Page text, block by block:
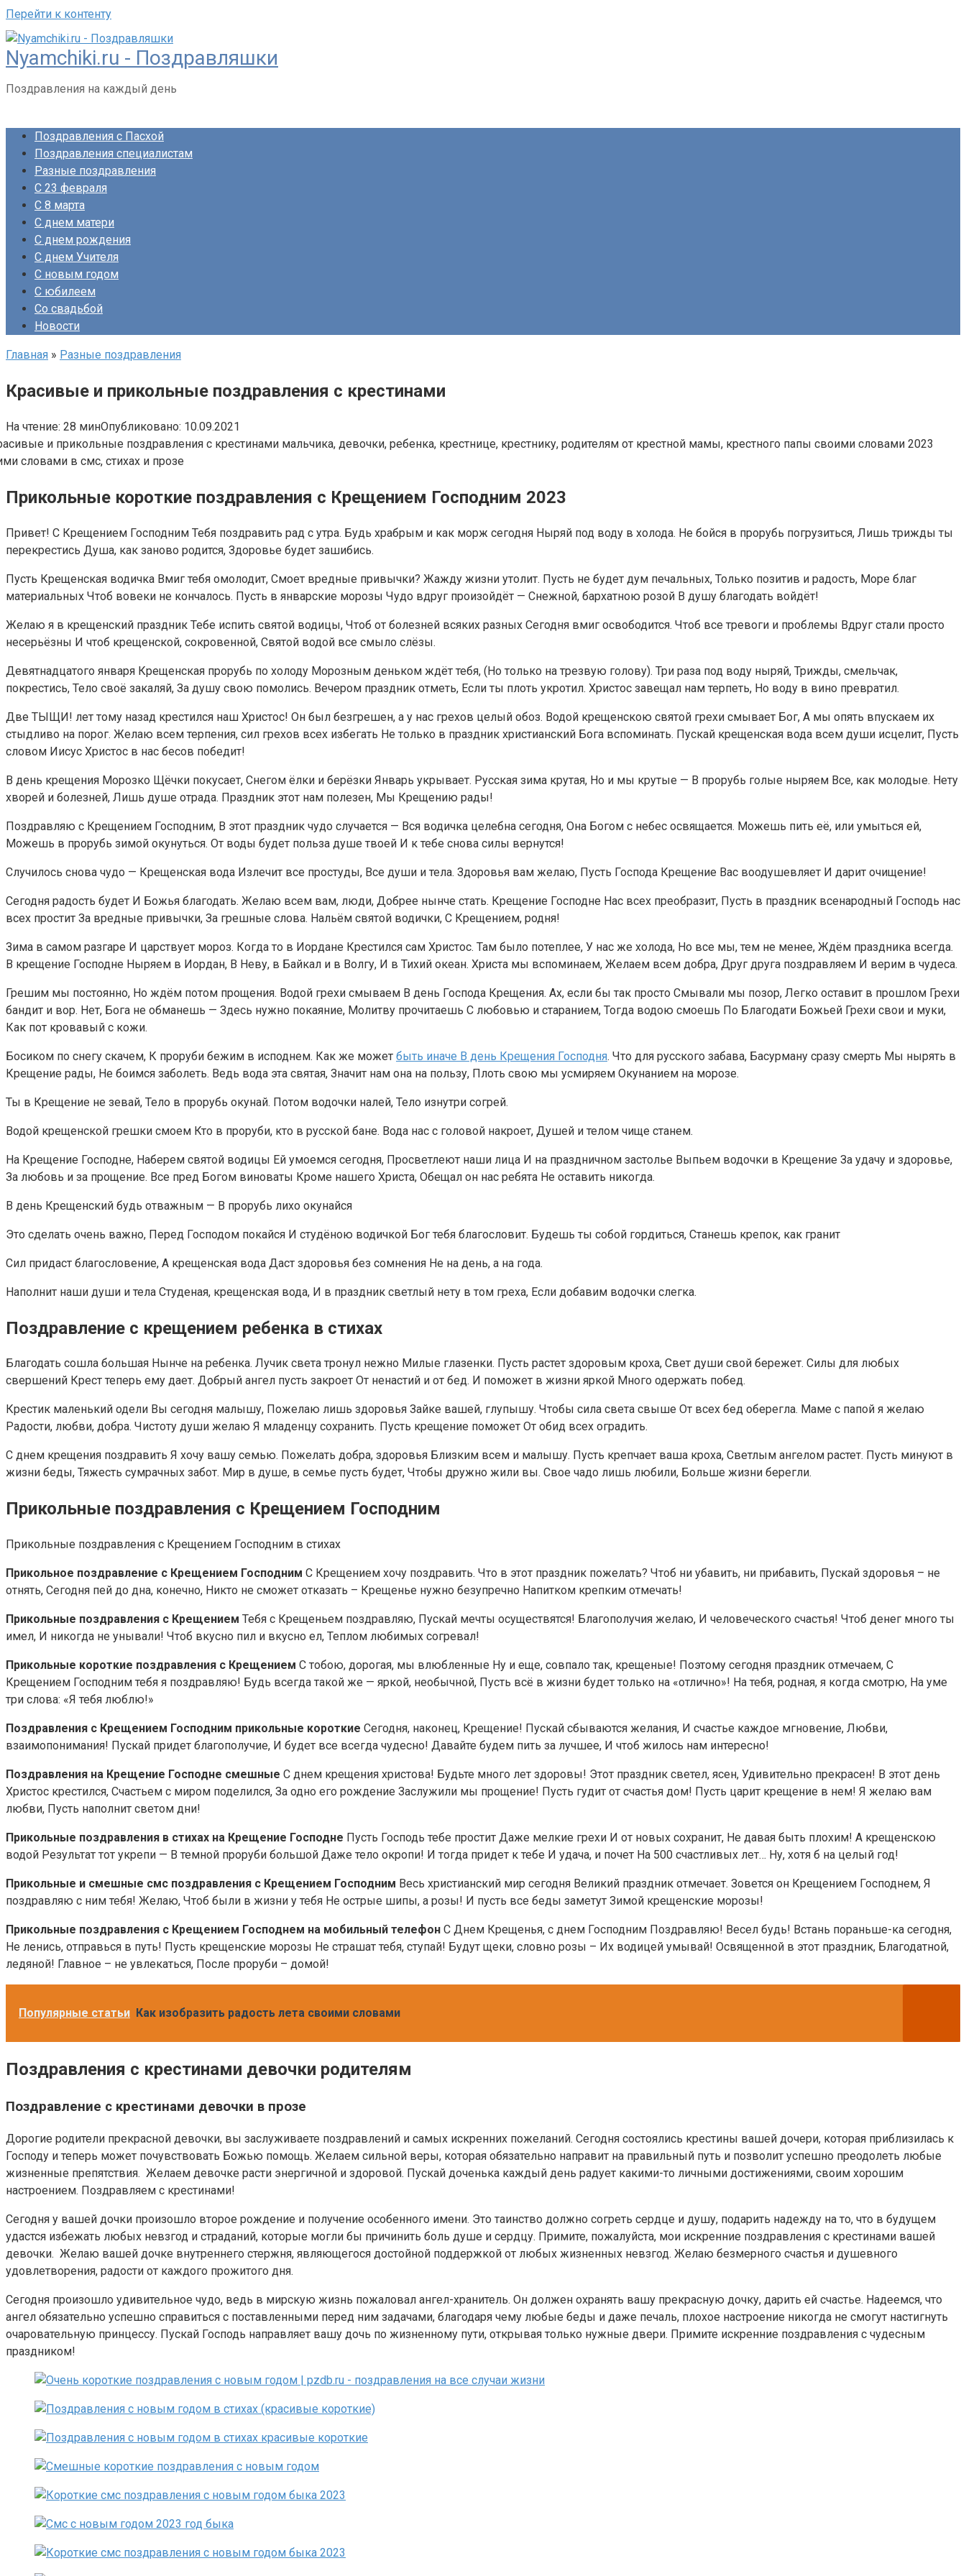
Перейти к контенту
Nyamchiki.ru - Поздравляшки
Поздравления на каждый день
Поздравления с Пасхой
Поздравления специалистам
Разные поздравления
С 23 февраля
С 8 марта
С днем матери
С днем рождения
С днем Учителя
С новым годом
С юбилеем
Со свадьбой
Новости
Главная » Разные поздравления
Красивые и прикольные поздравления с крестинами
На чтение: 28 минОпубликовано: 10.09.2021
Прикольные короткие поздравления с Крещением Господним 2023
Привет! С Крещением Господним Тебя поздравить рад с утра. Будь храбрым и как морж сегодня Ныряй под воду в холода. Не бойся в прорубь погрузиться, Лишь трижды ты
перекрестись Душа, как заново родится, Здоровье будет зашибись.
Пусть Крещенская водичка Вмиг тебя омолодит, Смоет вредные привычки? Жажду жизни утолит. Пусть не будет дум печальных, Только позитив и радость, Море благ
материальных Чтоб вовеки не кончалось. Пусть в январские морозы Чудо вдруг произойдёт — Снежной, бархатною розой В душу благодать войдёт!
Желаю я в крещенский праздник Тебе испить святой водицы, Чтоб от болезней всяких разных Сегодня вмиг освободится. Чтоб все тревоги и проблемы Вдруг стали просто
несерьёзны И чтоб крещенской, сокровенной, Святой водой все смыло слёзы.
Девятнадцатого января Крещенская прорубь по холоду Морозным деньком ждёт тебя, (Но только на трезвую голову). Три раза под воду ныряй, Трижды, смельчак,
покрестись, Тело своё закаляй, За душу свою помолись. Вечером праздник отметь, Если ты плоть укротил. Христос завещал нам терпеть, Но воду в вино превратил.
Две ТЫЩИ! лет тому назад крестился наш Христос! Он был безгрешен, а у нас грехов целый обоз. Водой крещенскою святой грехи смывает Бог, А мы опять впускаем их
стыдливо на порог. Желаю всем терпения, сил грехов всех избегать Не только в праздник христианский Бога вспоминать. Пускай крещенская вода всем души исцелит, Пусть
словом Иисус Христос в нас бесов победит!
В день крещения Морозко Щёчки покусает, Снегом ёлки и берёзки Январь укрывает. Русская зима крутая, Но и мы крутые — В прорубь голые ныряем Все, как молодые. Нету
хворей и болезней, Лишь душе отрада. Праздник этот нам полезен, Мы Крещению рады!
Поздравляю с Крещением Господним, В этот праздник чудо случается — Вся водичка целебна сегодня, Она Богом с небес освящается. Можешь пить её, или умыться ей,
Можешь в прорубь зимой окунуться. От воды будет польза душе твоей И к тебе снова силы вернутся!
Случилось снова чудо — Крещенская вода Излечит все простуды, Все души и тела. Здоровья вам желаю, Пусть Господа Крещение Вас воодушевляет И дарит очищение!
Сегодня радость будет И Божья благодать. Желаю всем вам, люди, Добрее нынче стать. Крещение Господне Нас всех преобразит, Пусть в праздник всенародный Господь нас
всех простит За вредные привычки, За грешные слова. Нальём святой водички, С Крещением, родня!
Зима в самом разгаре И царствует мороз. Когда то в Иордане Крестился сам Христос. Там было потеплее, У нас же холода, Но все мы, тем не менее, Ждём праздника всегда.
В крещение Господне Ныряем в Иордан, В Неву, в Байкал и в Волгу, И в Тихий океан. Христа мы вспоминаем, Желаем всем добра, Друг друга поздравляем И верим в чудеса.
Грешим мы постоянно, Но ждём потом прощения. Водой грехи смываем В день Господа Крещения. Ах, если бы так просто Смывали мы позор, Легко оставит в прошлом Грехи
бандит и вор. Нет, Бога не обманешь — Здесь нужно покаяние, Молитву прочитаешь С любовью и старанием, Тогда водою смоешь По Благодати Божьей Грехи свои и муки,
Как пот кровавый с кожи.
Босиком по снегу скачем, К проруби бежим в исподнем. Как же может быть иначе В день Крещения Господня. Что для русского забава, Басурману сразу смерть Мы нырять в
Крещение рады, Не боимся заболеть. Ведь вода эта святая, Значит нам она на пользу, Плоть свою мы усмиряем Окунанием на морозе.
Ты в Крещение не зевай, Тело в прорубь окунай. Потом водочки налей, Тело изнутри согрей.
Водой крещенской грешки смоем Кто в проруби, кто в русской бане. Вода нас с головой накроет, Душей и телом чище станем.
На Крещение Господне, Наберем святой водицы Ей умоемся сегодня, Просветлеют наши лица И на праздничном застолье Выпьем водочки в Крещение За удачу и здоровье,
За любовь и за прощение. Все пред Богом виноваты Кроме нашего Христа, Обещал он нас ребята Не оставить никогда.
В день Крещенский будь отважным — В прорубь лихо окунайся
Это сделать очень важно, Перед Господом покайся И студёною водичкой Бог тебя благословит. Будешь ты собой гордиться, Станешь крепок, как гранит
Сил придаст благословение, А крещенская вода Даст здоровья без сомнения Не на день, а на года.
Наполнит наши души и тела Студеная, крещенская вода, И в праздник светлый нету в том греха, Если добавим водочки слегка.
Поздравление с крещением ребенка в стихах
Благодать сошла большая Нынче на ребенка. Лучик света тронул нежно Милые глазенки. Пусть растет здоровым кроха, Свет души свой бережет. Силы для любых
свершений Крест теперь ему дает. Добрый ангел пусть закроет От ненастий и от бед. И поможет в жизни яркой Много одержать побед.
Крестик маленький одели Вы сегодня малышу, Пожелаю лишь здоровья Зайке вашей, глупышу. Чтобы сила света свыше От всех бед оберегла. Маме с папой я желаю
Радости, любви, добра. Чистоту души желаю Я младенцу сохранить. Пусть крещение поможет От обид всех оградить.
С днем крещения поздравить Я хочу вашу семью. Пожелать добра, здоровья Близким всем и малышу. Пусть крепчает ваша кроха, Светлым ангелом растет. Пусть минуют в
жизни беды, Тяжесть сумрачных забот. Мир в душе, в семье пусть будет, Чтобы дружно жили вы. Свое чадо лишь любили, Больше жизни берегли.
Прикольные поздравления с Крещением Господним
Прикольные поздравления с Крещением Господним в стихах
Прикольное поздравление с Крещением Господним С Крещением хочу поздравить. Что в этот праздник пожелать? Чтоб ни убавить, ни прибавить, Пускай здоровья – не
отнять, Сегодня пей до дна, конечно, Никто не сможет отказать – Крещенье нужно безупречно Напитком крепким отмечать!
Прикольные поздравления с Крещением Тебя с Крещеньем поздравляю, Пускай мечты осуществятся! Благополучия желаю, И человеческого счастья! Чтоб денег много ты
имел, И никогда не унывали! Чтоб вкусно пил и вкусно ел, Теплом любимых согревал!
Прикольные короткие поздравления с Крещением С тобою, дорогая, мы влюбленные Ну и еще, совпало так, крещеные! Поэтому сегодня праздник отмечаем, С
Крещением Господним тебя я поздравляю! Будь всегда такой же — яркой, необычной, Пусть всё в жизни будет только на «отлично»! На тебя, родная, я когда смотрю, На уме
три слова: «Я тебя люблю!»
Поздравления с Крещением Господним прикольные короткие Сегодня, наконец, Крещение! Пускай сбываются желания, И счастье каждое мгновение, Любви,
взаимопонимания! Пускай придет благополучие, И будет все всегда чудесно! Давайте будем пить за лучшее, И чтоб жилось нам интересно!
Поздравления на Крещение Господне смешные С днем крещения христова! Будьте много лет здоровы! Этот праздник светел, ясен, Удивительно прекрасен! В этот день
Христос крестился, Счастьем с миром поделился, За одно его рождение Заслужили мы прощение! Пусть гудит от счастья дом! Пусть царит крещение в нем! Я желаю вам
любви, Пусть наполнит светом дни!
Прикольные поздравления в стихах на Крещение Господне Пусть Господь тебе простит Даже мелкие грехи И от новых сохранит, Не давая быть плохим! А крещенскою
водой Результат тот укрепи — В темной проруби большой Даже тело окропи! И тогда придет к тебе И удача, и почет На 500 счастливых лет… Ну, хотя б на целый год!
Прикольные и смешные смс поздравления с Крещением Господним Весь христианский мир сегодня Великий праздник отмечает. Зовется он Крещением Господнем, Я
поздравляю с ним тебя! Желаю, Чтоб были в жизни у тебя Не острые шипы, а розы! И пусть все беды заметут Зимой крещенские морозы!
Прикольные поздравления с Крещением Господнем на мобильный телефон С Днем Крещенья, с днем Господним Поздравляю! Весел будь! Встань пораньше-ка сегодня,
Не ленись, отправься в путь! Пусть крещенские морозы Не страшат тебя, ступай! Будут щеки, словно розы – Их водицей умывай! Освященной в этот праздник, Благодатной,
ледяной! Главное – не увлекаться, После проруби – домой!
Популярные статьи Как изобразить радость лета своими словами
Поздравления с крестинами девочки родителям
Поздравление с крестинами девочки в прозе
Дорогие родители прекрасной девочки, вы заслуживаете поздравлений и самых искренних пожеланий. Сегодня состоялись крестины вашей дочери, которая приблизилась к
Господу и теперь может почувствовать Божью помощь. Желаем сильной веры, которая обязательно направит на правильный путь и позволит успешно преодолеть любые
жизненные препятствия. Желаем девочке расти энергичной и здоровой. Пускай доченька каждый день радует какими-то личными достижениями, своим хорошим
настроением. Поздравляем с крестинами!
Сегодня у вашей дочки произошло второе рождение и получение особенного имени. Это таинство должно согреть сердце и душу, подарить надежду на то, что в будущем
удастся избежать любых невзгод и страданий, которые могли бы причинить боль душе и сердцу. Примите, пожалуйста, мои искренние поздравления с крестинами вашей
девочки. Желаю вашей дочке внутреннего стержня, являющегося достойной поддержкой от любых жизненных невзгод. Желаю безмерного счастья и душевного
удовлетворения, радости от каждого прожитого дня.
Сегодня произошло удивительное чудо, ведь в мирскую жизнь пожаловал ангел-хранитель. Он должен охранять вашу прекрасную дочку, дарить ей счастье. Надеемся, что
ангел обязательно успешно справиться с поставленными перед ним задачами, благодаря чему любые беды и даже печаль, плохое настроение никогда не смогут настигнуть
очаровательную принцессу. Пускай Господь направляет вашу дочь по жизненному пути, открывая только нужные двери. Примите искренние поздравления с чудесным
праздником!